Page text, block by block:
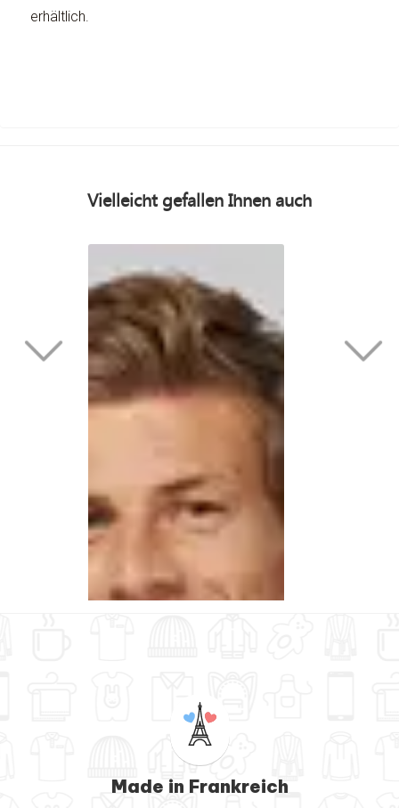
erhältlich.
Vielleicht gefallen Ihnen auch
Made in Frankreich